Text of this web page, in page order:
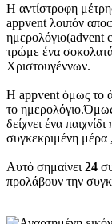
Η αντίστροφη
appvent λοιπόν
ημερολόγιο(advent
τρώμε ένα
Χριστουγέννων.
Η appvent όμως το
το
δείχνει ένα
συγκεκριμένη μέρα
Αυτό σημαίνει 24
προλάβουν την